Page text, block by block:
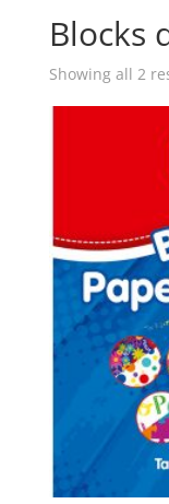
Blocks
Showing all 2